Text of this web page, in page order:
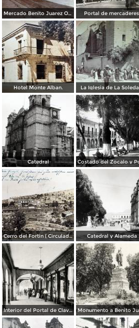
Mercado Benito Juarez Oaxaca 1899 Portal de
Hotel Monte Alban. La Iglesia de La
Catedral
Cerro del Fortin ( Circulada el 17 de Agosto de 1926 ). Catedral y Alameda
Interior del Portal de Clavería